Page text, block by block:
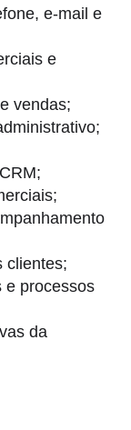
e-mail e
e
vendas;
clientes;
e processos
da